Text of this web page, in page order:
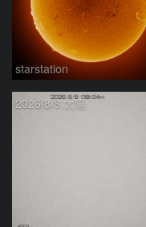
starstation
2026/8/8 太陽